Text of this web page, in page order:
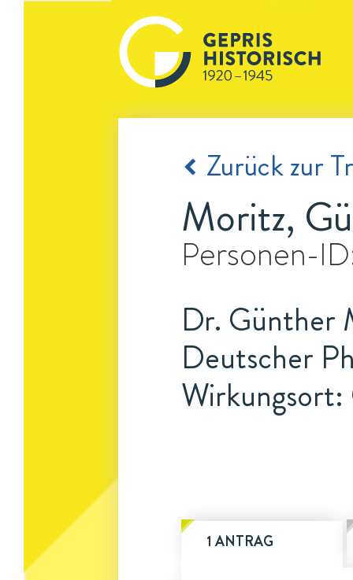
Zurück zur
Moritz,
Personen-
Dr. Günther
Deutscher
1 ANTRAG